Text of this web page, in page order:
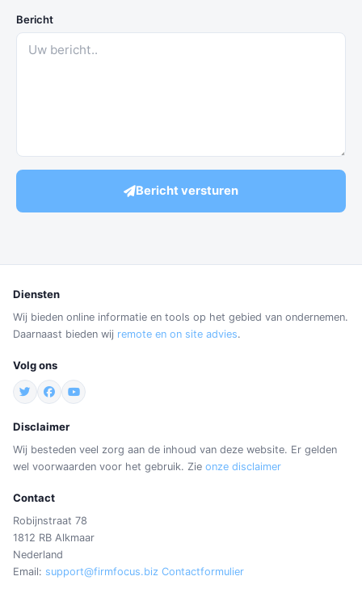
Bericht
Bericht versturen
Diensten
Wij bieden online informatie en tools op het gebied van ondernemen.
Daarnaast bieden wij remote en on site advies.
Volg ons
Disclaimer
Wij besteden veel zorg aan de inhoud van deze website. Er gelden
wel voorwaarden voor het gebruik. Zie onze disclaimer
Contact
Robijnstraat 78
1812 RB Alkmaar
Nederland
Email: support@firmfocus.biz Contactformulier